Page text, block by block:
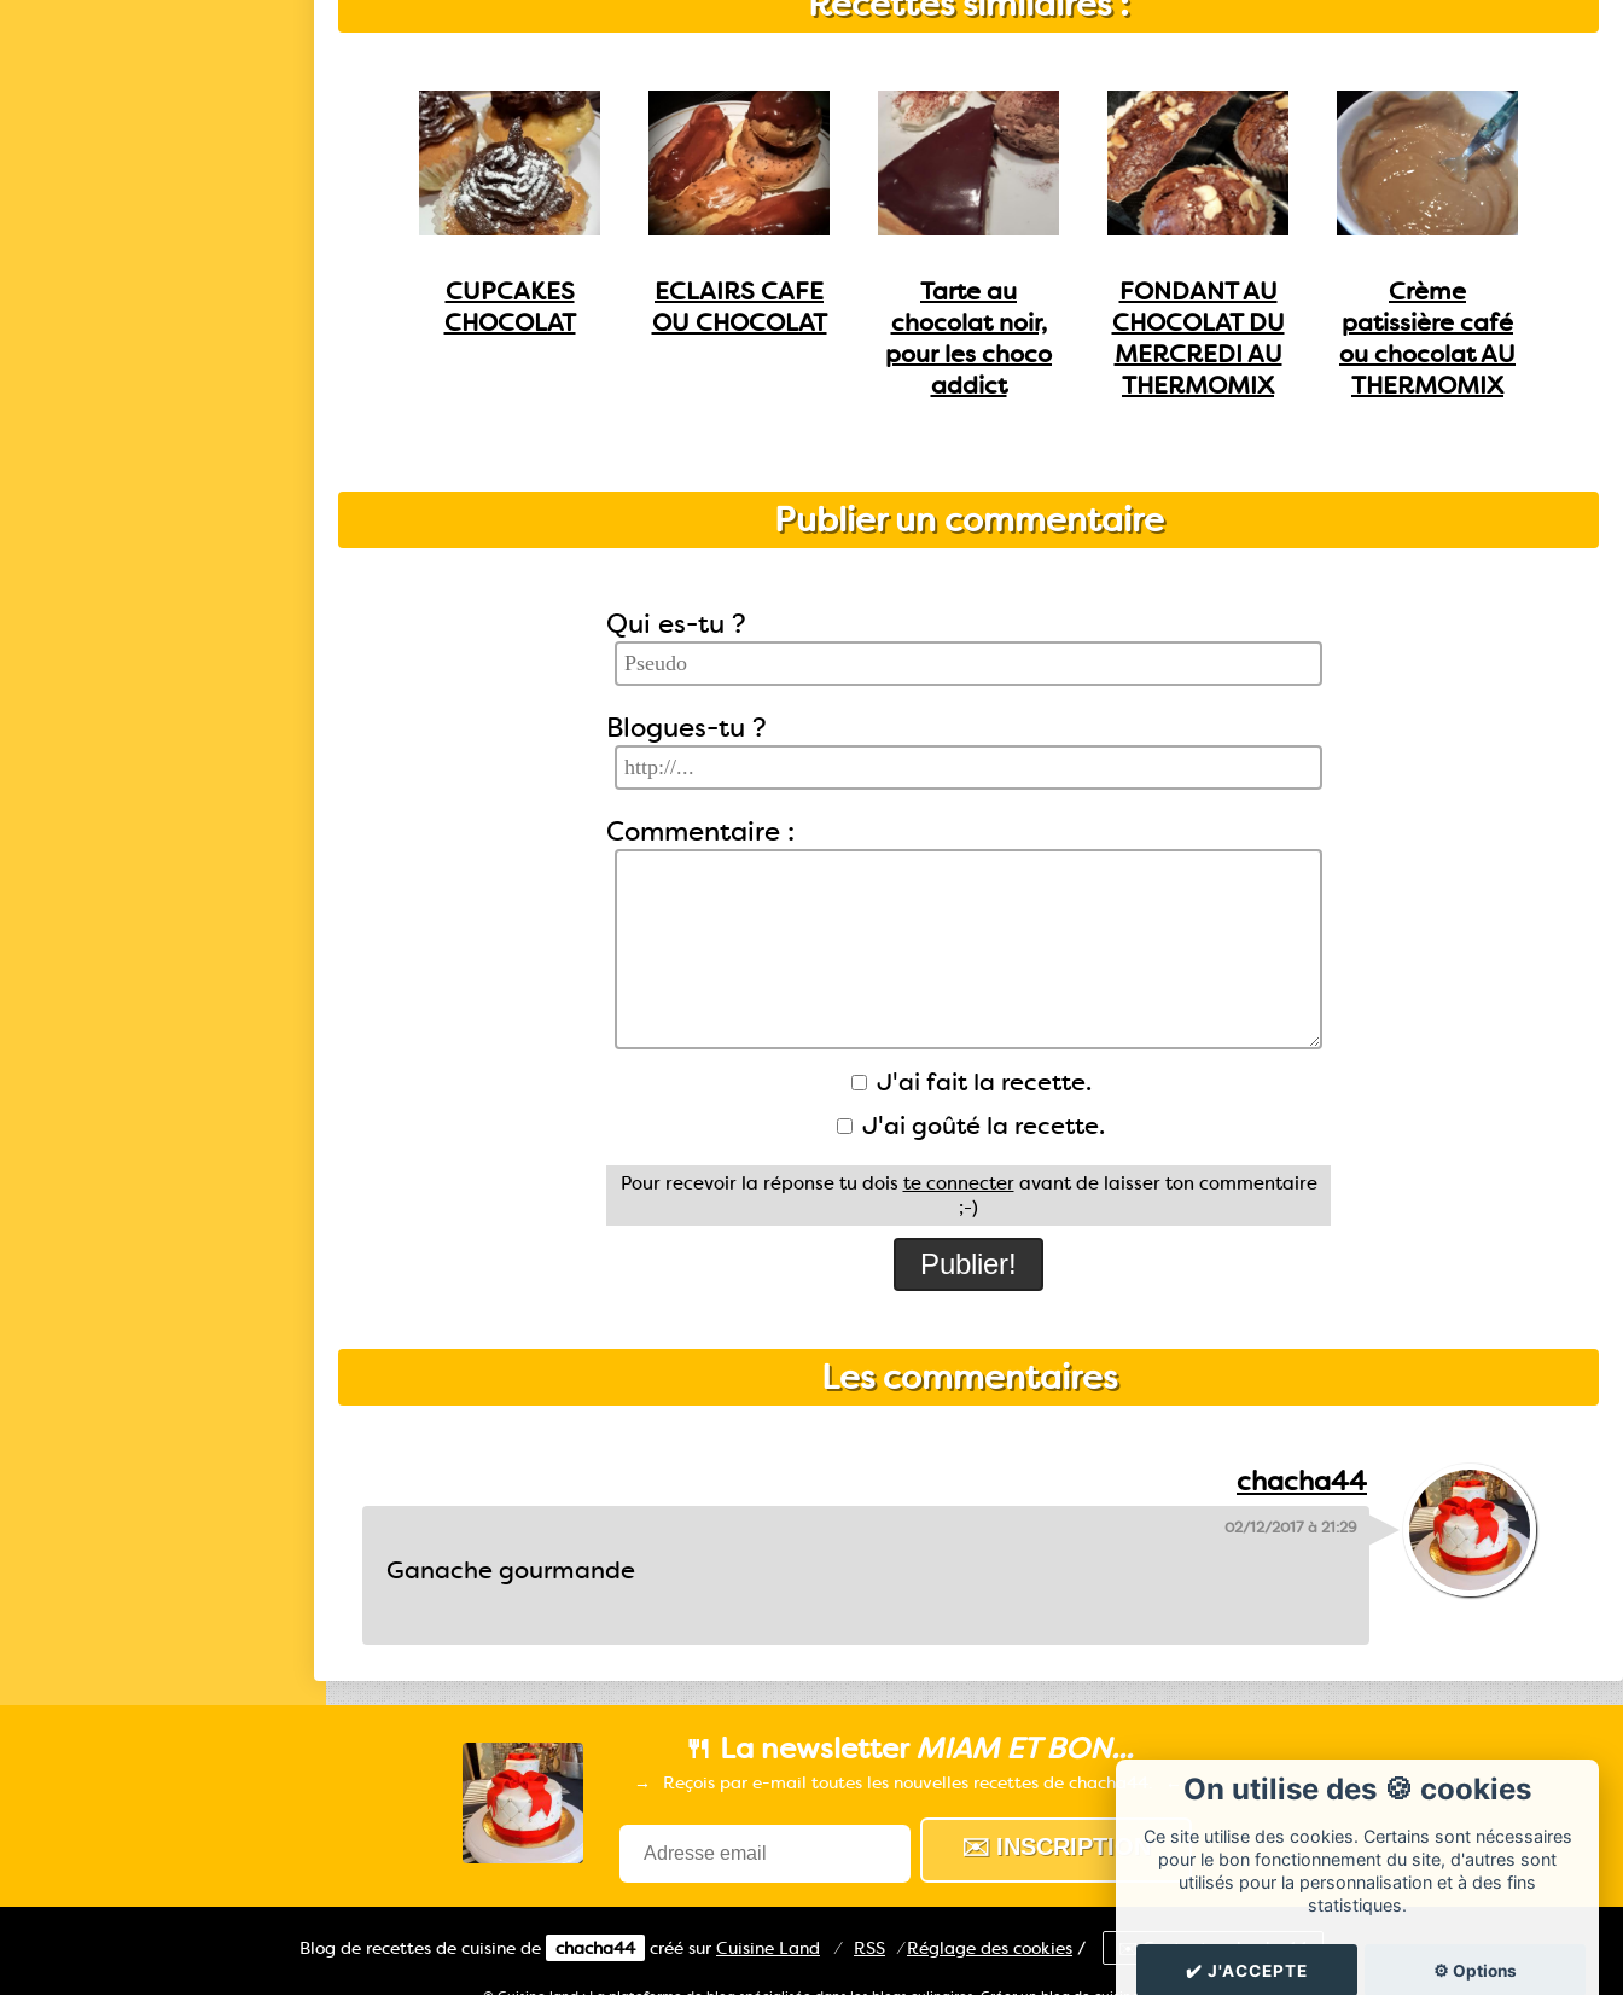
CUPCAKES
CHOCOLAT
ECLAIRS CAFE
OU CHOCOLAT
Tarte au
chocolat noir,
pour les choco
addict
FONDANT AU
CHOCOLAT DU
MERCREDI AU
THERMOMIX
Crème
patissière café
ou chocolat AU
THERMOMIX
Publier un commentaire
Qui es-tu ?
Blogues-tu ?
Commentaire :
J'ai fait la recette.
J'ai goûté la recette.
Pour recevoir la réponse tu dois te connecteravant de laisser ton commentaire
;-)
Les commentaires
chacha44
02/12/2017 à 21:29
Ganache gourmande
On utilise des 🍪 cookies
Ce site utilise des cookies. Certains sont nécessaires
pour le bon fonctionnement du site, d'autres sont
utilisés pour la personnalisation et à des fins
statistiques.
✔️ J'ACCEPTE ⚙️ Options
🍴 La newsletterMIAM ET BON...
Reçois par e-mail toutes les nouvelles recettes de chacha44.
Blog de recettes de cuisine de chacha44 créé sur Cuisine Land ⁄ RSS ⁄Réglage des cookies / ✉️ Contacter chacha44